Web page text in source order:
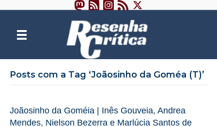
Posts com a Tag ‘Joãosinho da Goméa (T)’
Joãosinho da Goméia | Inês Gouveia, Andrea
Mendes, Nielson Bezerra e Marlúcia Santos de